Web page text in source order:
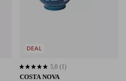
COSTA NOVA
5,0 perustuen 1 arvosanaan
5,0 (1)
DEAL